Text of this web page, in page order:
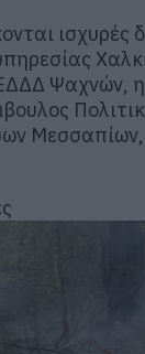
ισχυρές
Ψαχνών,